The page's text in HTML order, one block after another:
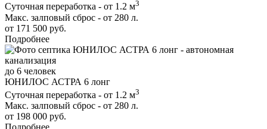
Суточная переработка - от 1.2 м3
Макс. залповый сброс - от 280 л.
от 171 500 руб.
Подробнее
до 6 человек
ЮНИЛОС АСТРА 6 лонг
Суточная переработка - от 1.2 м3
Макс. залповый сброс - от 280 л.
от 198 000 руб.
Подробнее